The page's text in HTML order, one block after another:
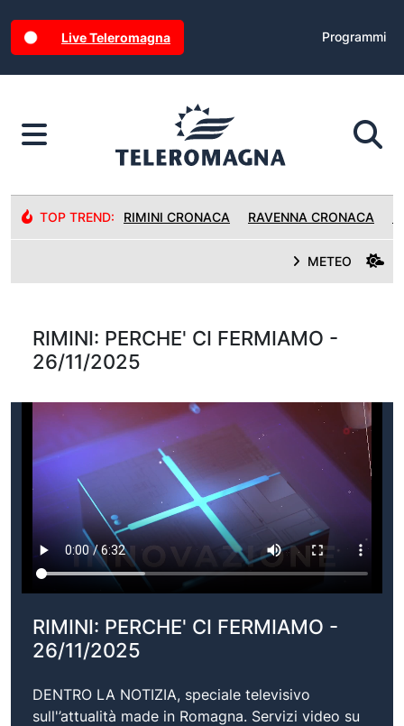
Live Teleromagna Programmi
TOP TREND: RIMINI CRONACA RAVENNA CRONACA
METEO
RIMINI: PERCHE' CI FERMIAMO -
26/11/2025
RIMINI: PERCHE' CI FERMIAMO -
26/11/2025
DENTRO LA NOTIZIA, speciale televisivo
sull'’attualità made in Romagna. Servizi video su